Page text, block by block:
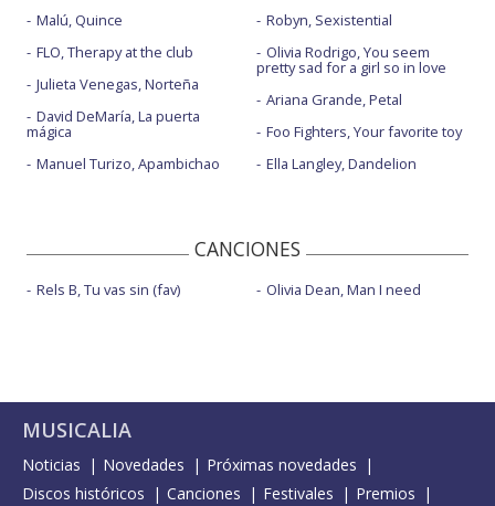
Malú, Quince
FLO, Therapy at the club
Julieta Venegas, Norteña
David DeMaría, La puerta
mágica
Manuel Turizo, Apambichao
Robyn, Sexistential
Olivia Rodrigo, You seem
pretty sad for a girl so in love
Ariana Grande, Petal
Foo Fighters, Your favorite toy
Ella Langley, Dandelion
CANCIONES
Rels B, Tu vas sin (fav) Olivia Dean, Man I need
MUSICALIA
Noticias Novedades
Próximas novedades
Discos históricos
Canciones Festivales
Premios